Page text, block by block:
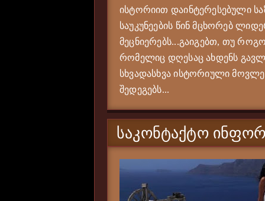
ისტორიით დაინტერესებული
საუკუნეების წინ მცხორებ
მეცნიერებს...გაიგებთ, თუ
რომელიც დღესაც ახდენს
სხვადასხვა ისტორიული
შედეგებს...
ᲡᲐᲙᲝᲜᲢᲐᲥᲢᲝ